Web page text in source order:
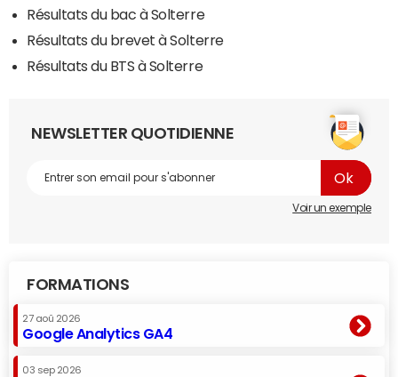
Résultats du bac à Solterre
Résultats du brevet à Solterre
Résultats du BTS à Solterre
NEWSLETTER QUOTIDIENNE
Voir un exemple
FORMATIONS
27 aoû 2026
Google Analytics GA4
03 sep 2026